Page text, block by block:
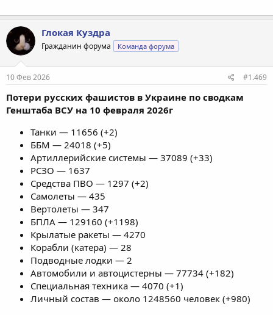
Глокая Куздра
Гражданин форума Команда форума
10 Фев 2026 #1.469
Потери русских фашистов в Украине по сводкам
Генштаба ВСУ на 10 февраля 2026г
Танки — 11656 (+2)
ББМ — 24018 (+5)
Артиллерийские системы — 37089 (+33)
РСЗО — 1637
Средства ПВО — 1297 (+2)
Самолеты — 435
Вертолеты — 347
БПЛА — 129160 (+1198)
Крылатые ракеты — 4270
Корабли (катера) — 28
Подводные лодки — 2
Автомобили и автоцистерны — 77734 (+182)
Специальная техника — 4070 (+1)
Личный состав — около 1248560 человек (+980)